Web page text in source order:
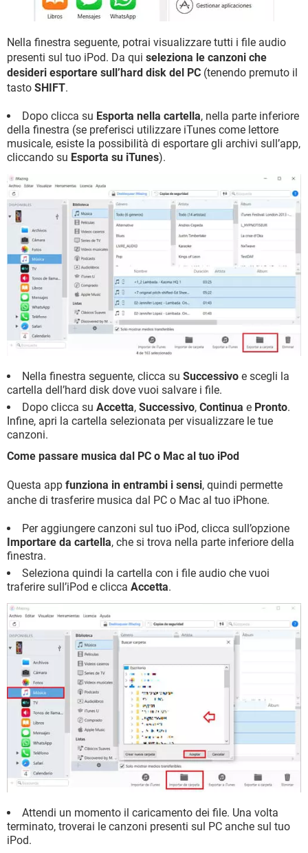
Nella finestra seguente, potrai visualizzare tutti i file audio
presenti sul tuo iPod. Da qui seleziona le canzoni che
desideri esportare sull’hard disk del PC (tenendo premuto il
tasto SHIFT.
Dopo clicca su Esporta nella cartella, nella parte inferiore
della finestra (se preferisci utilizzare iTunes come lettore
musicale, esiste la possibilità di esportare gli archivi sull’app,
cliccando su Esporta su iTunes).
Nella finestra seguente, clicca su Successivo e scegli la
cartella dell’hard disk dove vuoi salvare i file.
Dopo clicca su Accetta, Successivo, Continua e Pronto.
Infine, apri la cartella selezionata per visualizzare le tue
canzoni.
Come passare musica dal PC o Mac al tuo iPod
Questa app funziona in entrambi i sensi, quindi permette
anche di trasferire musica dal PC o Mac al tuo iPhone.
Per aggiungere canzoni sul tuo iPod, clicca sull’opzione
Importare da cartella, che si trova nella parte inferiore della
finestra.
Seleziona quindi la cartella con i file audio che vuoi
traferire sull’iPod e clicca Accetta.
Attendi un momento il caricamento dei file. Una volta
terminato, troverai le canzoni presenti sul PC anche sul tuo
iPod.